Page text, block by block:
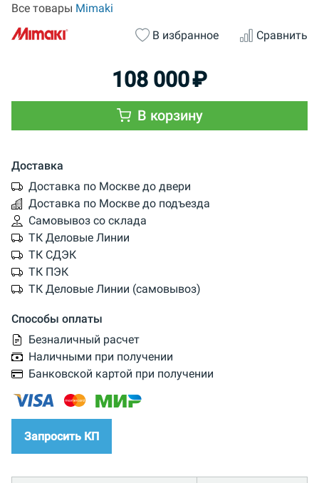
Все товары Mimaki
В избранное
Сравнить
108 000₽
В корзину
Доставка
Доставка по Москве до двери
Доставка по Москве до подъезда
Самовывоз со склада
ТК Деловые Линии
ТК СДЭК
ТК ПЭК
ТК Деловые Линии (самовывоз)
Способы оплаты
Безналичный расчет
Наличными при получении
Банковской картой при получении
Запросить КП